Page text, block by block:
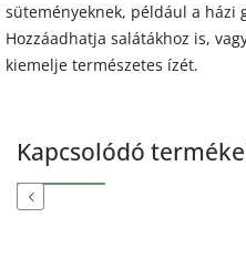
süteményeknek, például a házi
Hozzáadhatja salátákhoz is,
kiemelje természetes ízét.
Kapcsolódó
Previous